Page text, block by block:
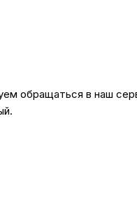
обращаться в наш